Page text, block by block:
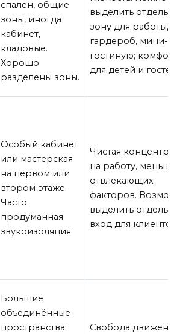
спален, общие
зоны, иногда
кабинет,
кладовые.
Хорошо
разделены зоны.
выделить
зону для работы,
гардероб, мини-
гостиную; комфорт
для детей и гостей.
Особый кабинет
или мастерская
на первом или
втором этаже.
Часто
продуманная
звукоизоляция.
Чистая
на работу, меньше
отвлекающих
факторов.
выделить
вход для клиентов.
Большие
объединённые
пространства:
Свобода